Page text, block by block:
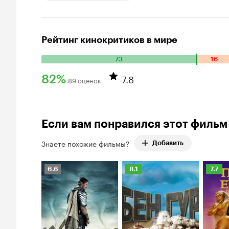
Рейтинг кинокритиков в мире
73 16
Количество положительных оценок: 73. Количество
82% 89 оценок 7.8
Если вам понравился этот фильм
Знаете похожие фильмы? Добавить
Рейтинг
Кинопоиска
6.6
6.6
Рейтинг
Кинопоиска
8.1
8.1
7.7
7.7